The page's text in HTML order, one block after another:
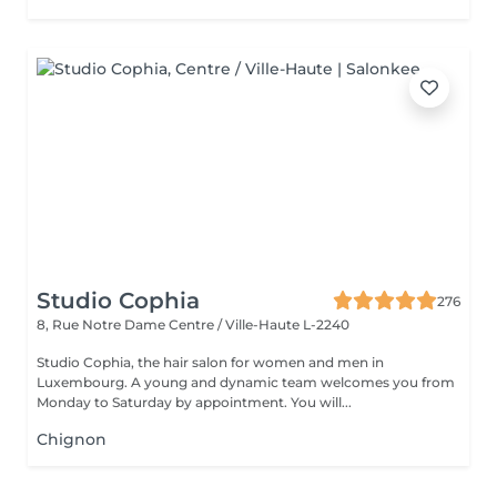
Studio Cophia
276
8, Rue Notre Dame Centre / Ville-Haute L-2240
Studio Cophia, the hair salon for women and men in
Luxembourg. A young and dynamic team welcomes you from
Monday to Saturday by appointment. You will...
Chignon